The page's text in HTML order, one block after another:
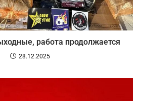
работа продолжается
28.12.2025